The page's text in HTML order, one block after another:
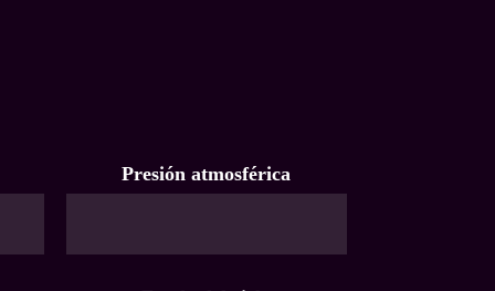
Presión atmosférica